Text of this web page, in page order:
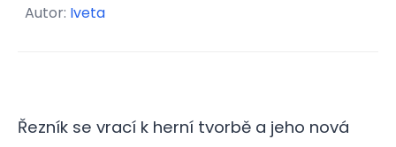
Autor: Iveta
Řezník se vrací k herní tvorbě a jeho nová